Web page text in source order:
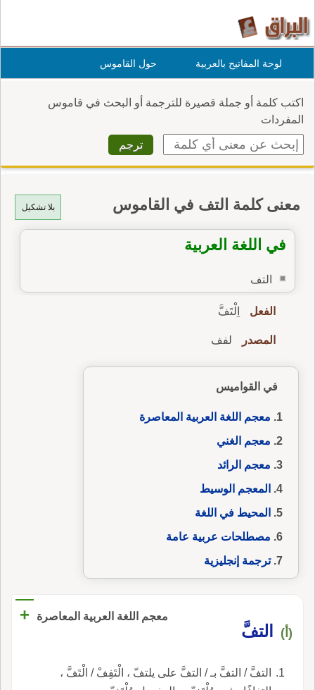
لوحة المفاتيح بالعربية حول القاموس
اكتب كلمة أو جملة قصيرة للترجمة أو البحث في قاموس
المفردات
بلا تشكيل معنى كلمة التف في القاموس
في اللغة العربية
التف
الفعل اِلْتَفَّ
المصدر لفف
في القواميس
معجم اللغة العربية المعاصرة
معجم الغني
معجم الرائد
المعجم الوسيط
المحيط في اللغة
مصطلحات عربية عامة
ترجمة إنجليزية
معجم اللغة العربية المعاصرة +
(أ) التفَّ
التفَّ / التفَّ بـ / التفَّ على يلتفّ ، الْتَفِفْ / الْتَفَّ ،